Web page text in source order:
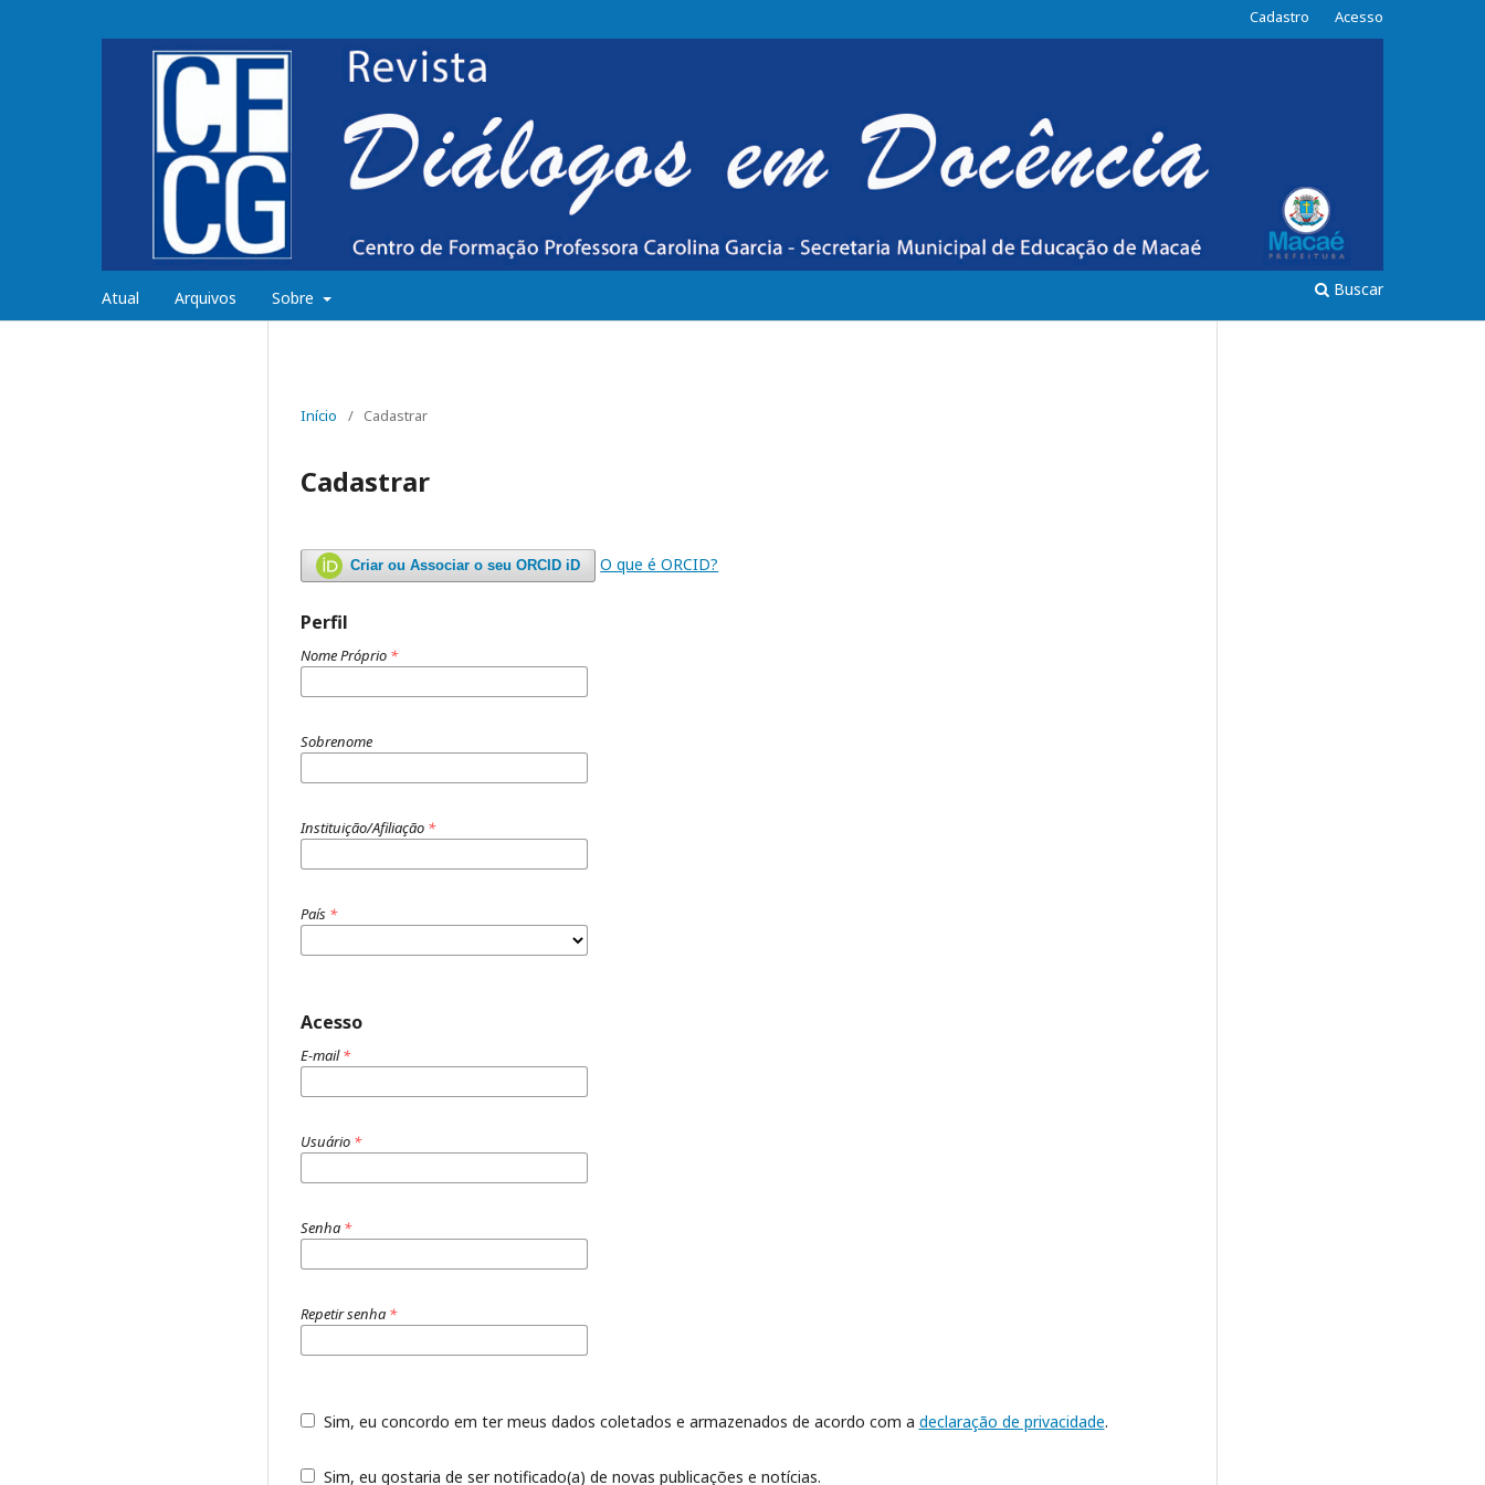
Atual Arquivos Sobre Buscar
Cadastro Acesso
Início / Cadastrar
Cadastrar
Criar ou Associar o seu ORCID iD O que é ORCID?
Perfil
Nome Próprio *
Sobrenome
Instituição/Afiliação *
País *
Acesso
E-mail*
Usuário *
Senha *
Repetir senha *
Sim, eu concordo em ter meus dados coletados e armazenados de acordo com a declaração de privacidade.
Sim, eu gostaria de ser notificado(a) de novas publicações e notícias.